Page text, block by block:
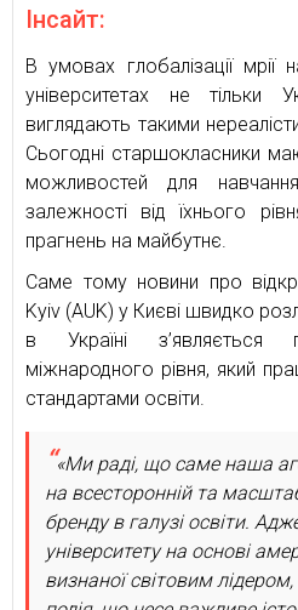
Інсайт:
В умовах глобалізації мрії
університетах не тільки
виглядають такими
Сьогодні старшокласники
можливостей для
залежності від їхнього
прагнень на майбутнє.
Саме тому новини про
Kyiv (AUK) у Києві швидко
в Україні з’являється
міжнародного рівня, який
стандартами освіти.
«Ми раді, що саме наша
на всесторонній та
бренду в галузі освіти.
університету на основі
визнаної світовим